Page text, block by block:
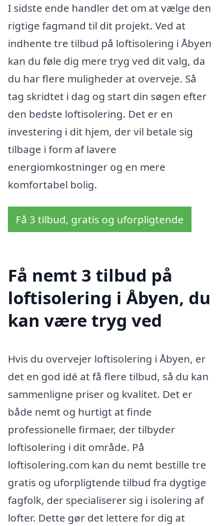
I sidste ende handler det om at vælge den
rigtige fagmand til dit projekt. Ved at
indhente tre tilbud på loftisolering i Åbyen
kan du føle dig mere tryg ved dit valg, da
du har flere muligheder at overveje. Så
tag skridtet i dag og start din søgen efter
den bedste loftisolering. Det er en
investering i dit hjem, der vil betale sig
tilbage i form af lavere
energiomkostninger og en mere
komfortabel bolig.
Få 3 tilbud, gratis og uforpligtende
Få nemt 3 tilbud på
loftisolering i Åbyen, du
kan være tryg ved
Hvis du overvejer loftisolering i Åbyen, er
det en god idé at få flere tilbud, så du kan
sammenligne priser og kvalitet. Det er
både nemt og hurtigt at finde
professionelle firmaer, der tilbyder
loftisolering i dit område. På
loftisolering.com kan du nemt bestille tre
gratis og uforpligtende tilbud fra dygtige
fagfolk, der specialiserer sig i isolering af
lofter. Dette gør det lettere for dig at